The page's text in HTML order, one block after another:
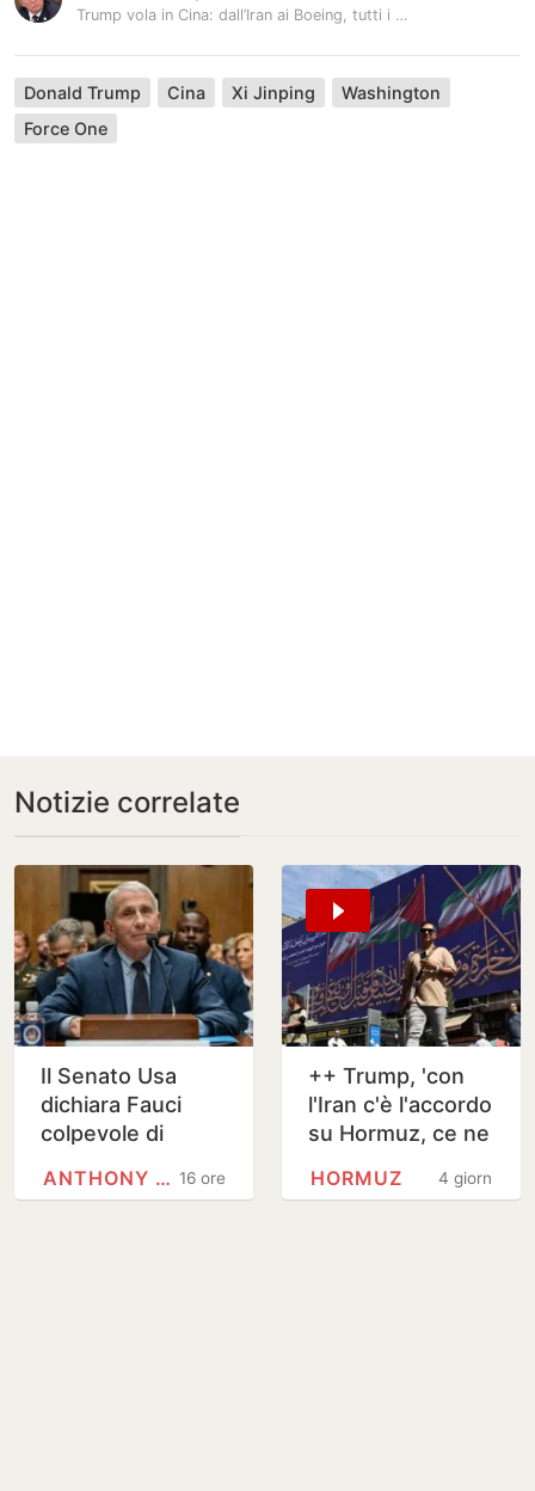
Trump vola in Cina: dall’Iran ai Boeing, tutti i dossier sul tavolo
Donald Trump Cina Xi Jinping
Washington
Force One
Notizie correlate
Il Senato Usa
dichiara Fauci
colpevole di
Congresso
16 ore
ANTHONY FAUCI
++ Trump, 'con
l'Iran c'è l'accordo
su Hormuz, ce ne
nucleare' ++
4 giorni
HORMUZ